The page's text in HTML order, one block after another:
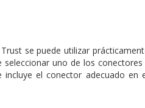
se puede utilizar
uno de los
el conector adecuado en